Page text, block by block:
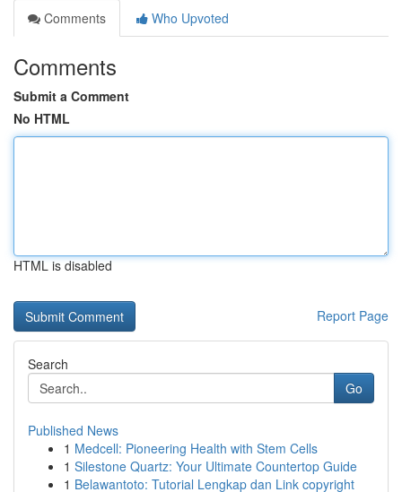
Comments
Who Upvoted
Comments
Submit a Comment
No HTML
HTML is disabled
Report Page
Search
Go
Published News
1 Medcell: Pioneering Health with Stem Cells
1 Silestone Quartz: Your Ultimate Countertop Guide
1 Belawantoto: Tutorial Lengkap dan Link copyright